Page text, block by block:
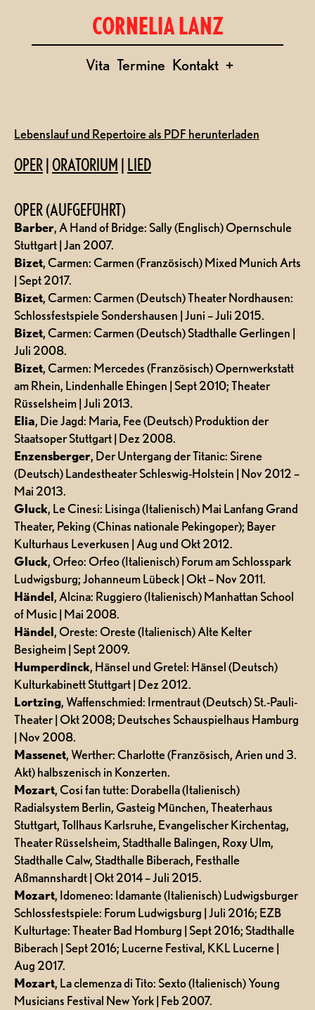
CORNELIA LANZ
Vita Termine Kontakt +
Lebenslauf und Repertoire als PDF herunterladen
OPER|ORATORIUM | LIED
OPER (AUFGEFÜHRT)
Barber, A Hand of Bridge: Sally (Englisch) Opernschule
Stuttgart | Jan 2007.
Bizet, Carmen: Carmen (Französisch) Mixed Munich Arts
| Sept 2017.
Bizet, Carmen: Carmen (Deutsch) Theater Nordhausen:
Schlossfestspiele Sondershausen | Juni – Juli 2015.
Bizet, Carmen: Carmen (Deutsch) Stadthalle Gerlingen |
Juli 2008.
Bizet, Carmen: Mercedes (Französisch) Opernwerkstatt
am Rhein, Lindenhalle Ehingen | Sept 2010; Theater
Rüsselsheim | Juli 2013.
Elia, Die Jagd: Maria, Fee (Deutsch) Produktion der
Staatsoper Stuttgart | Dez 2008.
Enzensberger, Der Untergang der Titanic: Sirene
(Deutsch) Landestheater Schleswig-Holstein | Nov 2012 –
Mai 2013.
Gluck, Le Cinesi: Lisinga (Italienisch) Mai Lanfang Grand
Theater, Peking (Chinas nationale Pekingoper); Bayer
Kulturhaus Leverkusen | Aug und Okt 2012.
Gluck, Orfeo: Orfeo (Italienisch) Forum am Schlosspark
Ludwigsburg; Johanneum Lübeck | Okt – Nov 2011.
Händel, Alcina: Ruggiero (Italienisch) Manhattan School
of Music | Mai 2008.
Händel, Oreste: Oreste (Italienisch) Alte Kelter
Besigheim | Sept 2009.
Humperdinck, Hänsel und Gretel: Hänsel (Deutsch)
Kulturkabinett Stuttgart | Dez 2012.
Lortzing, Waffenschmied: Irmentraut (Deutsch) St.-Pauli-
Theater | Okt 2008; Deutsches Schauspielhaus Hamburg
| Nov 2008.
Massenet, Werther: Charlotte (Französisch, Arien und 3.
Akt) halbszenisch in Konzerten.
Mozart, Cosi fan tutte: Dorabella (Italienisch)
Radialsystem Berlin, Gasteig München, Theaterhaus
Stuttgart, Tollhaus Karlsruhe, Evangelischer Kirchentag,
Theater Rüsselsheim, Stadthalle Balingen, Roxy Ulm,
Stadthalle Calw, Stadthalle Biberach, Festhalle
Aßmannshardt | Okt 2014 – Juli 2015.
Mozart, Idomeneo: Idamante (Italienisch) Ludwigsburger
Schlossfestspiele: Forum Ludwigsburg | Juli 2016; EZB
Kulturtage: Theater Bad Homburg | Sept 2016; Stadthalle
Biberach | Sept 2016; Lucerne Festival, KKL Lucerne |
Aug 2017.
Mozart, La clemenza di Tito: Sexto (Italienisch) Young
Musicians Festival New York | Feb 2007.